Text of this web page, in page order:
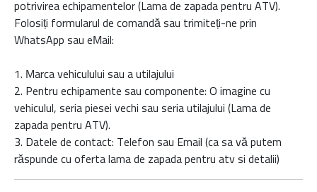
potrivirea echipamentelor ( Lama de zapada pentru ATV).
Folosiți formularul de comandă sau trimiteți-ne prin
WhatsApp sau eMail:
1. Marca vehiculului sau a utilajului
2. Pentru echipamente sau componente: O imagine cu
vehiculul, seria piesei vechi sau seria utilajului (Lama de
zapada pentru ATV).
3. Datele de contact: Telefon sau Email (ca sa vă putem
răspunde cu oferta lama de zapada pentru atv si detalii)